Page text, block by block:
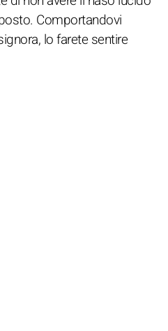
Comportandovi
lo farete sentire